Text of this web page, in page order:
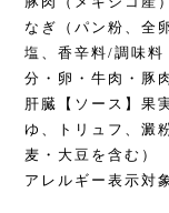
なぎ（パン粉、全
塩、香辛料/調味料
分・卵・牛肉・豚
肝臓【ソース】果
ゆ、トリュフ、澱
麦・大豆を含む）
アレルギー表示対